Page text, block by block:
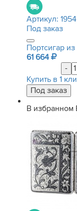
Артикул: 1954
Под заказ
Портсигар
61 664
-
Купить в 1
В избранном